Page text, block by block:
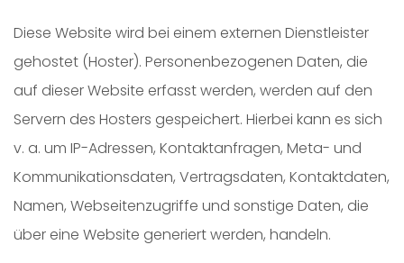
Diese Website wird bei einem externen Dienstleister
gehostet (Hoster). Personenbezogenen Daten, die
auf dieser Website erfasst werden, werden auf den
Servern des Hosters gespeichert. Hierbei kann es sich
v. a. um IP-Adressen, Kontaktanfragen, Meta- und
Kommunikationsdaten, Vertragsdaten, Kontaktdaten,
Namen, Webseitenzugriffe und sonstige Daten, die
über eine Website generiert werden, handeln.